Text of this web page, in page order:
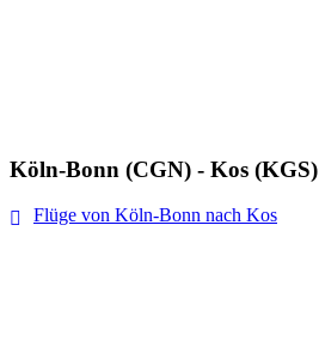
Köln-Bonn (CGN) - Kos (KGS)
Flüge von Köln-Bonn nach Kos